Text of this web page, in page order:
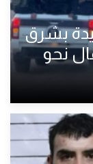
بشرق
نحو